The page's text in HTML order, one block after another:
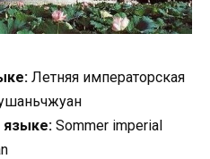
Летняя императорская
языке: Sommer imperial